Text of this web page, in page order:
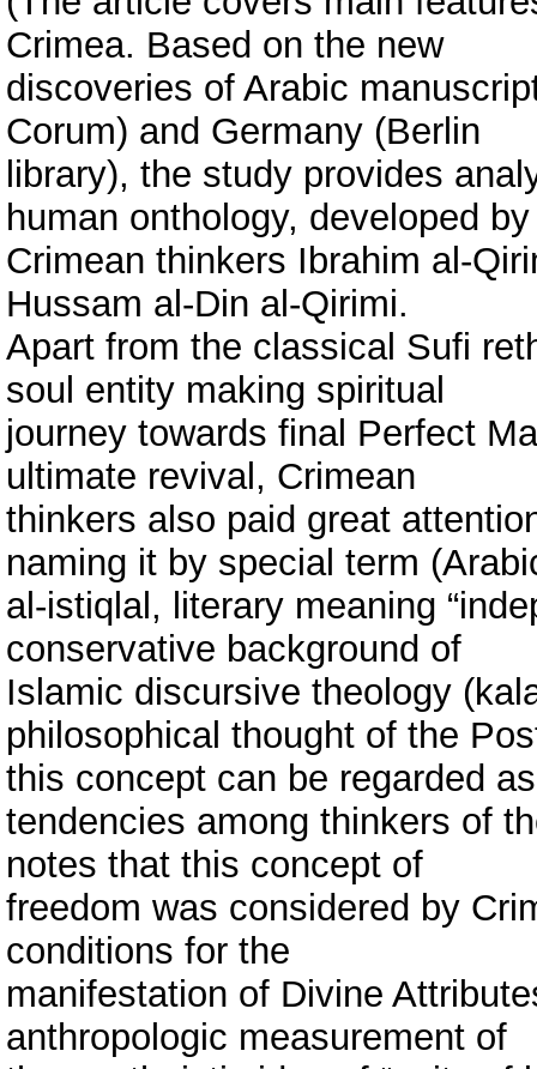
Crimea. Based on the new
discoveries of Arabic
Corum) and Germany (Berlin
library), the study provides
human onthology, developed by
Crimean thinkers Ibrahim al-
Hussam al-Din al-Qirimi.
Apart from the classical Sufi
soul entity making spiritual
journey towards final Perfect
ultimate revival, Crimean
thinkers also paid great
naming it by special term
al-istiqlal, literary meaning
conservative background of
Islamic discursive theology
philosophical thought of the
this concept can be regarded
tendencies among thinkers of
notes that this concept of
freedom was considered by
conditions for the
manifestation of Divine
anthropologic measurement of